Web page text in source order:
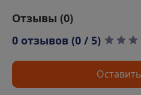
Шумные помещения:
Отзывы (0)
0 отзывов (0 / 5)